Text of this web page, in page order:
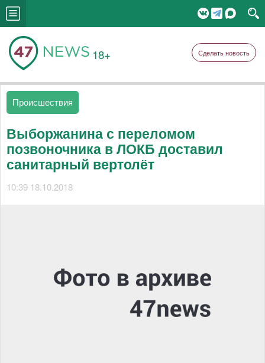
18+ Сделать новость
Происшествия
Выборжанина с переломом
позвоночника в ЛОКБ доставил
санитарный вертолёт
10:39 18.10.2018